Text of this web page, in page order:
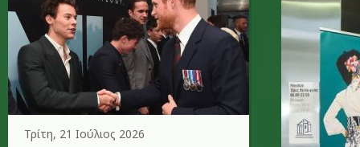
Τρίτη, 21 Ιούλιος 2026